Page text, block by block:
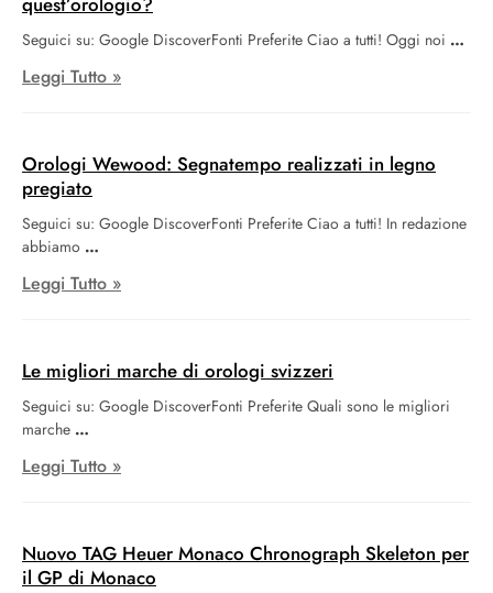
Seguici su: Google DiscoverFonti Preferite Ciao a tutti! Oggi noi
Leggi Tutto »
Orologi Wewood: Segnatempo realizzati in legno
pregiato
Seguici su: Google DiscoverFonti Preferite Ciao a tutti! In redazione
abbiamo
Leggi Tutto »
Le migliori marche di orologi svizzeri
Seguici su: Google DiscoverFonti Preferite Quali sono le migliori
marche
Leggi Tutto »
Nuovo TAG Heuer Monaco Chronograph Skeleton per
il GP di Monaco